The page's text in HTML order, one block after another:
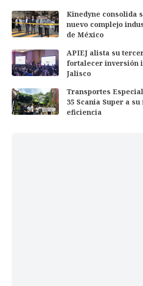
Kinedyne consolida
nuevo complejo
de México
APIEJ alista su
fortalecer inversión
Jalisco
Transportes
35 Scania Super a
eficiencia